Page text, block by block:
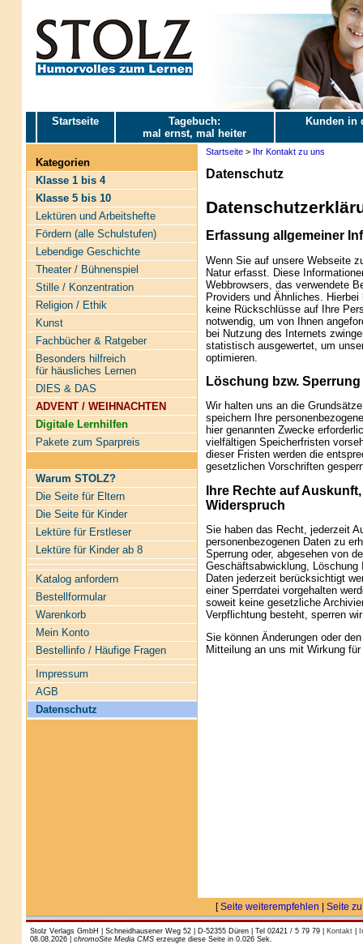
Startseite
Tagebuch:
mal ernst, mal heiter
Kunden in
Kategorien
Klasse 1 bis 4
Klasse 5 bis 10
Lektüren und Arbeitshefte
Fördern (alle Schulstufen)
Lebendige Geschichte
Theater / Bühnenspiel
Stille / Konzentration
Religion / Ethik
Kunst
Fachbücher & Ratgeber
Besonders hilfreich
für häusliches Lernen
DIES & DAS
ADVENT / WEIHNACHTEN
Digitale Lernhilfen
Pakete zum Sparpreis
Warum STOLZ?
Die Seite für Eltern
Die Seite für Kinder
Lektüre für Erstleser
Lektüre für Kinder ab 8
Katalog anfordern
Bestellformular
Warenkorb
Mein Konto
Bestellinfo / Häufige Fragen
Impressum
AGB
Datenschutz
Startseite> Ihr Kontakt zu uns
Datenschutz
Erfassung allgemeiner
Wenn Sie auf unsere Webseite
Natur erfasst. Diese
Webbrowsers, das verwendete
Providers und Ähnliches.
keine Rückschlüsse auf Ihre
notwendig, um von Ihnen
bei Nutzung des Internets
statistisch ausgewertet, um
optimieren.
Löschung bzw.
Wir halten uns an die
speichern Ihre
hier genannten Zwecke
vielfältigen Speicherfristen
dieser Fristen werden die
gesetzlichen Vorschriften
Ihre Rechte auf
Widerspruch
Sie haben das Recht, jederzeit
personenbezogenen Daten zu
Sperrung oder, abgesehen von
Geschäftsabwicklung, Löschung
Daten jederzeit berücksichtigt
einer Sperrdatei vorgehalten
soweit keine gesetzliche
Verpflichtung besteht, sperren
Sie können Änderungen oder
Mitteilung an uns mit Wirkung
[Seite weiterempfehlen Seite
Stolz Verlags GmbH | Schneidhausener Weg 52 | D-52355 Düren | Tel 02421 / 5 79 79 | Kontakt|
08.08.2026 | chromoSite Media CMSerzeugte diese Seite in 0.026 Sek.